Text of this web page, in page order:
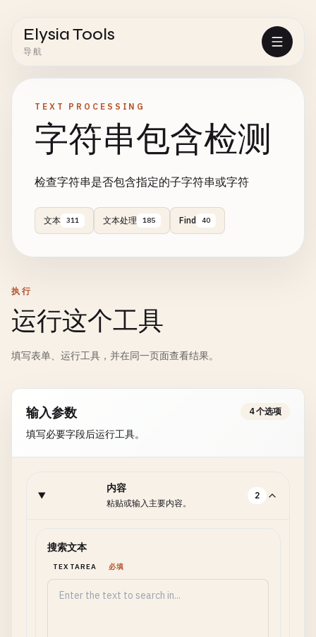
Elysia Tools
导航
TEXT PROCESSING
字符串包含检测
检查字符串是否包含指定的子字符串或字符
文本 311 文本处理 185 Find 40
执行
运行这个工具
填写表单、运行工具，并在同一页面查看结果。
输入参数
填写必要字段后运行工具。
4 个选项
内容
粘贴或输入主要内容。
2
搜索文本
TEXTAREA 必填